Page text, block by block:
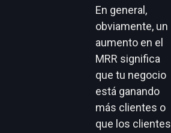
En general,
obviamente, un
aumento en el
MRR significa
que tu negocio
está ganando
más clientes o
que los clientes